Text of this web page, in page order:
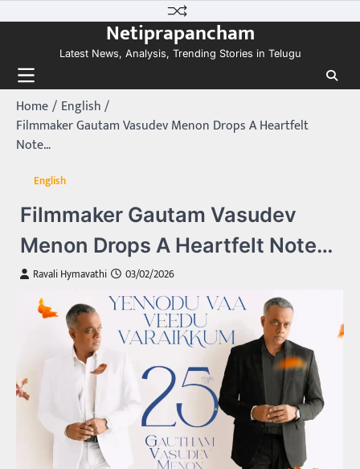
to
Netiprapancham
Latest News, Analysis, Trending Stories in Telugu
Home
English
Filmmaker Gautam Vasudev Menon Drops A Heartfelt
Note…
English
Filmmaker Gautam Vasudev
Menon Drops A Heartfelt Note…
Ravali Hymavathi 03/02/2026